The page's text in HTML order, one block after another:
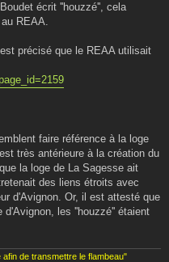
écrit ''houzzé'', cela
REAA.
précisé que le REAA utilisait
faire référence à la loge
très antérieure à la création du
la loge de La Sagesse ait
des liens étroits avec
d'Avignon. Or, il est attesté que
d'Avignon, les ''houzzé'' étaient
de transmettre le flambeau"